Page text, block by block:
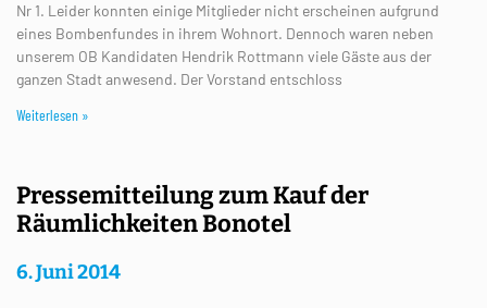
Nr 1. Leider konnten einige Mitglieder nicht erscheinen aufgrund
eines Bombenfundes in ihrem Wohnort. Dennoch waren neben
unserem OB Kandidaten Hendrik Rottmann viele Gäste aus der
ganzen Stadt anwesend. Der Vorstand entschloss
Weiterlesen »
Pressemitteilung zum Kauf der
Räumlichkeiten Bonotel
6. Juni 2014